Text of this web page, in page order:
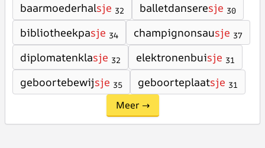
baarmoederhalsje 32 balletdanseresje 30
bibliotheekpasje 34 champignonsausje 37
diplomatenklasje 32 elektronenbuisje 31
geboortebewijsje 35 geboorteplaatsje 31
Meer →